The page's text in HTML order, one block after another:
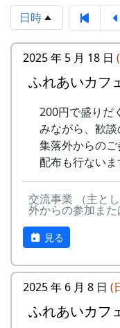
1997年から岩座
まりました。
度」とはどういう
さい。
※ 以下は、主と
1999年、2002
す。
棚田オーナー
まじめに農業に取
持ち、地域にな
地区をみんなで
てもらうために
10区画を募集し
日時
2025 年 5 月 18 日
ふれあいカフ
200円で盛りだ
みながら、歓
集落外からの
配布も行ないま
交流事業 （主と
外からの参加また
見る
2025 年 6 月 8 日 (
ふれあいカフ